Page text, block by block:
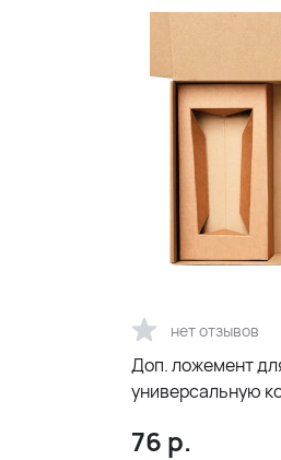
нет отзывов
Доп. ложемент
универсальную
76 р.